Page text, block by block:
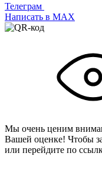
Телеграм
Написать в МАХ
Мы очень ценим
Вашей оценке! Чтобы
или перейдите по